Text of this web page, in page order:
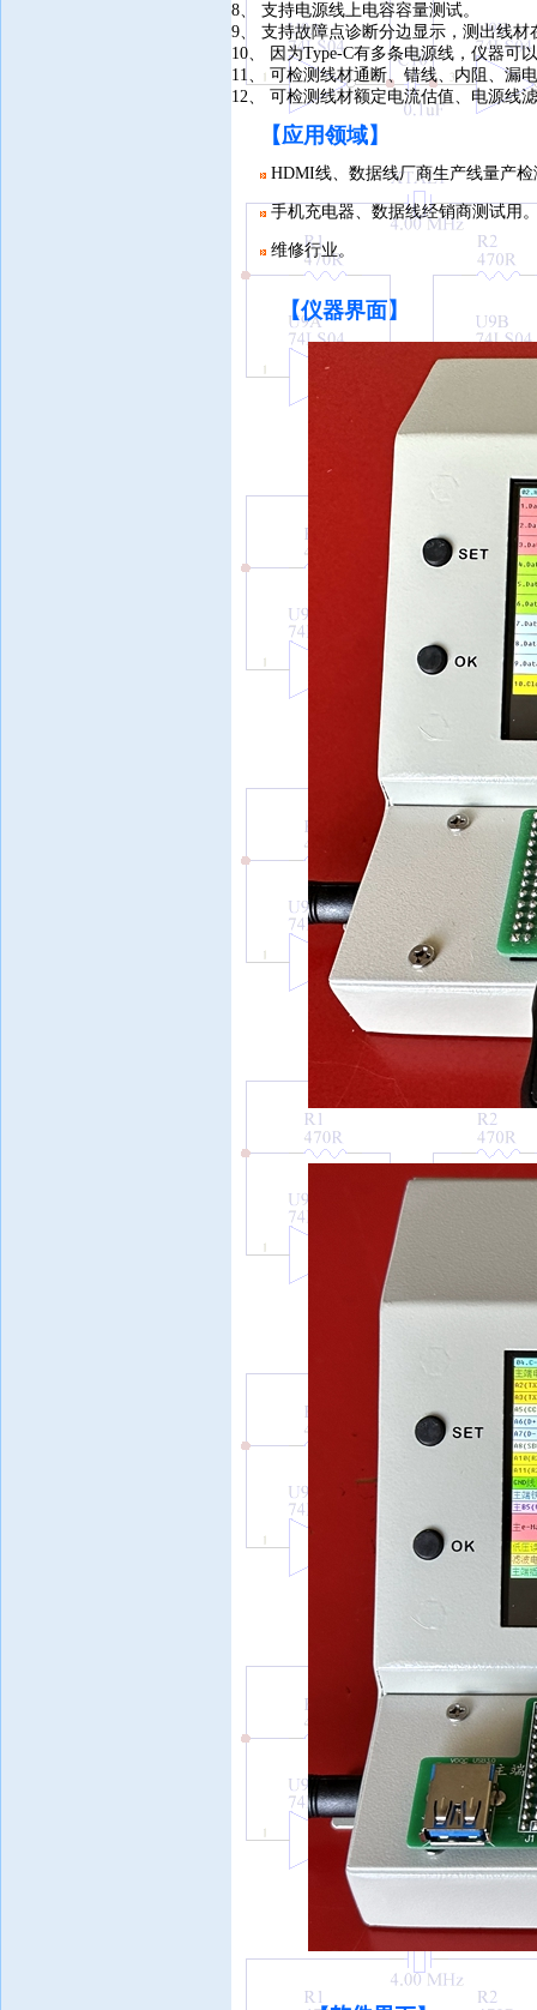
8、 支持电源线上电容容量测试。
9、 支持故障点诊断分边显示，测出线材
10、 因为Type-C有多条电源线，仪器可
11、 可检测线材通断、错线、内阻、漏
12、 可检测线材额定电流估值、电源线
【应用领域】
HDMI线、数据线厂商生产线量产检
手机充电器、数据线经销商测试用
维修行业。
【仪器界面 】